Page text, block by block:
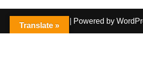
| Powered by
Translate »